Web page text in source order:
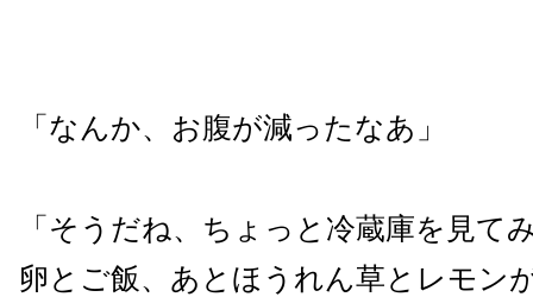
「なんか、お腹が減ったなあ」
「そうだね、ちょっと冷蔵庫を見て
卵とご飯、あとほうれん草とレモン